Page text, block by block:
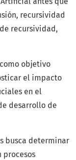
recursividad
recursividad,
objetivo
el impacto
en el
desarrollo de
busca determinar
procesos